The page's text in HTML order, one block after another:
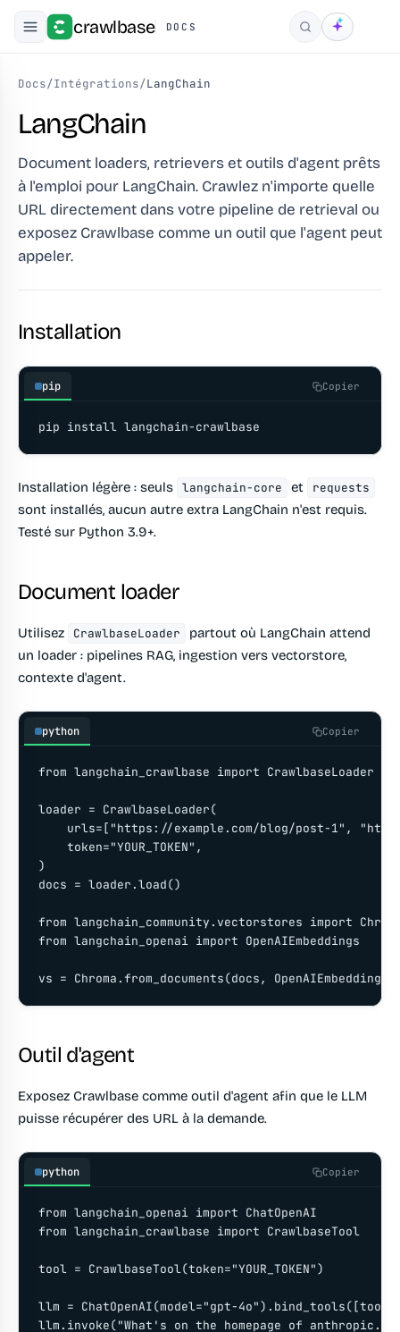
crawlbase DOCS Rechercher
Docs/Intégrations/LangChain
LangChain
Document loaders, retrievers et outils d'agent prêts
à l'emploi pour LangChain. Crawlez n'importe quelle
URL directement dans votre pipeline de retrieval ou
exposez Crawlbase comme un outil que l'agent peut
appeler.
Installation
pip Copier
pip install langchain-crawlbase
Installation légère : seuls langchain-core et requests
sont installés, aucun autre extra LangChain n'est requis.
Testé sur Python 3.9+.
Document loader
Utilisez CrawlbaseLoader
partout où LangChain attend
un loader : pipelines RAG, ingestion vers vectorstore,
contexte d'agent.
python Copier
from langchain_crawlbase import CrawlbaseLoader
loader = CrawlbaseLoader(
urls=["https://example.com/blog/post-1",
    token="YOUR_TOKEN",
)
docs = loader.load()
from langchain_community.vectorstores import
from langchain_openai import OpenAIEmbeddings
vs = Chroma.from_documents(docs,
Outil d'agent
Exposez Crawlbase comme outil d'agent afin que le LLM
puisse récupérer des URL à la demande.
python Copier
from langchain_openai import ChatOpenAI
from langchain_crawlbase import CrawlbaseTool
tool = CrawlbaseTool(token="YOUR_TOKEN")
llm = ChatOpenAI(model="gpt-
llm.invoke("What's on the homepage of